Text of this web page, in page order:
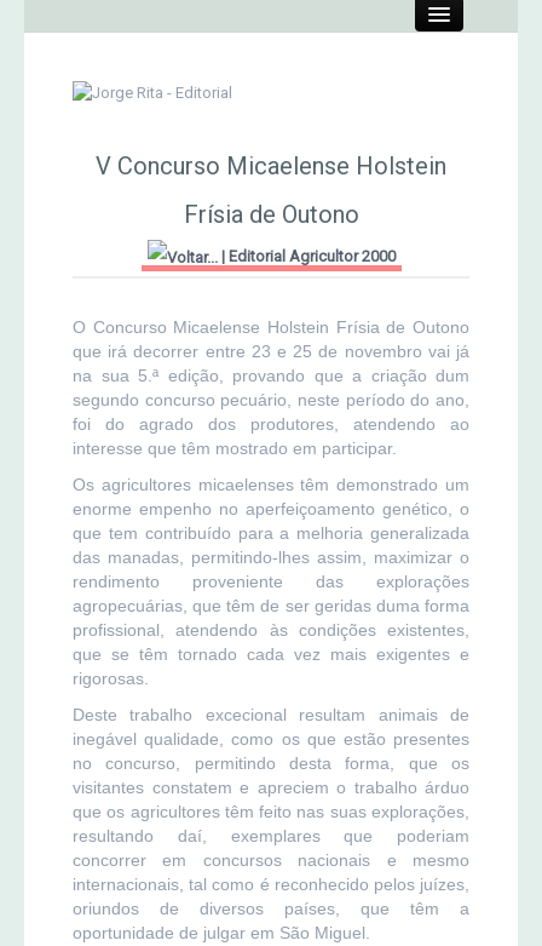
Publicações AASM
V Concurso Micaelense Holstein
Frísia de Outono
| Editorial Agricultor 2000
O Concurso Micaelense Holstein Frísia de Outono
que irá decorrer entre 23 e 25 de novembro vai já
na sua 5.ª edição, provando que a criação dum
segundo concurso pecuário, neste período do ano,
foi do agrado dos produtores, atendendo ao
interesse que têm mostrado em participar.
Os agricultores micaelenses têm demonstrado um
enorme empenho no aperfeiçoamento genético, o
que tem contribuído para a melhoria generalizada
das manadas, permitindo-lhes assim, maximizar o
rendimento proveniente das explorações
agropecuárias, que têm de ser geridas duma forma
profissional, atendendo às condições existentes,
que se têm tornado cada vez mais exigentes e
rigorosas.
Deste trabalho excecional resultam animais de
inegável qualidade, como os que estão presentes
no concurso, permitindo desta forma, que os
visitantes constatem e apreciem o trabalho árduo
que os agricultores têm feito nas suas explorações,
resultando daí, exemplares que poderiam
concorrer em concursos nacionais e mesmo
internacionais, tal como é reconhecido pelos juízes,
oriundos de diversos países, que têm a
oportunidade de julgar em São Miguel.